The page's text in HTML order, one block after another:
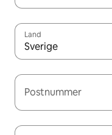
Land
Sverige
Postnummer